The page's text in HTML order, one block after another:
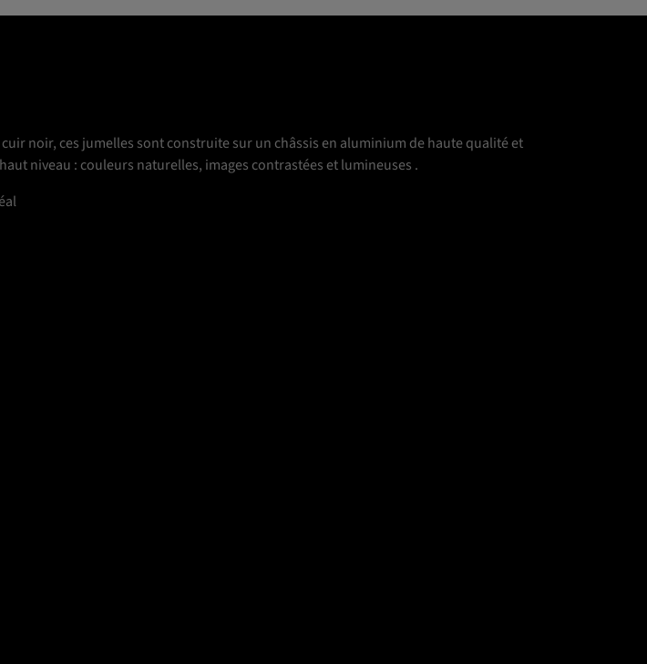
noir, ces jumelles sont construite sur un châssis en aluminium de haute qualité et
niveau : couleurs naturelles, images contrastées et lumineuses .